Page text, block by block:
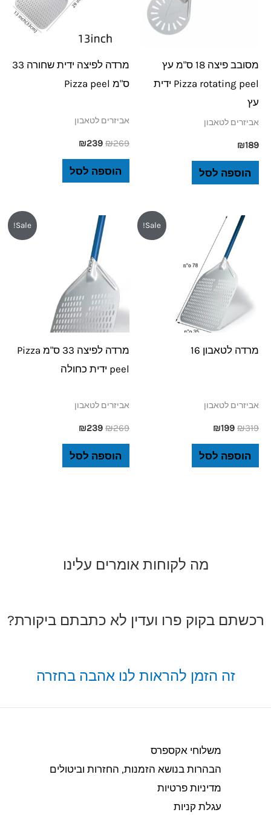
מסובב פיצה 18 ס"מ עץ
Pizza rotating peel ידית
עץ
אביזרים לטאבון
₪189
הוספה לסל
מרדה לפיצה ידית שחורה 33
ס"מ Pizza peel
אביזרים לטאבון
₪269
₪239
הוספה לסל
Sale!
מרדה לטאבון 16
אביזרים לטאבון
₪319
המחיר
המקורי
היה:
₪319.
₪199
הוא:
₪199.
הוספה לסל
Sale!
מרדה לפיצה 33 ס"מ Pizza
peel ידית כחולה
אביזרים לטאבון
₪269
המחיר
המקורי
היה:
₪269.
₪239
הוספה לסל
מה לקוחות אומרים עלינו
רכשתם בקוק פרו ועדין לא כתבתם ביקורת?
זה הזמן להראות לנו אהבה בחזרה
משלוחי אקספרס
הבהרות בנושא הזמנות, החזרות וביטולים​
מדיניות פרטיות
עגלת קניות